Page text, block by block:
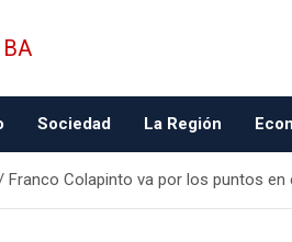
BA
Sociedad La Región
Franco Colapinto va por los puntos en